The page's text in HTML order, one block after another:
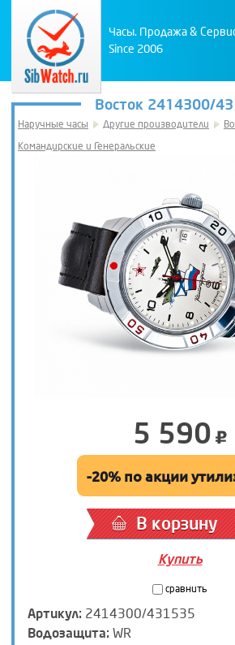
Часы. Продажа &
Since 2006
Восток 2414300/
Наручные часы Другие производители
Командирские и Генеральские
5 590
-20% по акции
В корзину
Купить
сравнить
Артикул: 2414300/431535
Водозащита: WR